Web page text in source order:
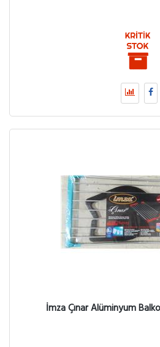
İmza Çınar Alüminyum